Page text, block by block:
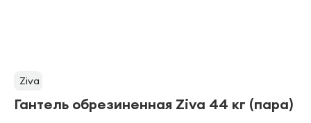
Ziva
Гантель обрезиненная Ziva 44 кг (пара)